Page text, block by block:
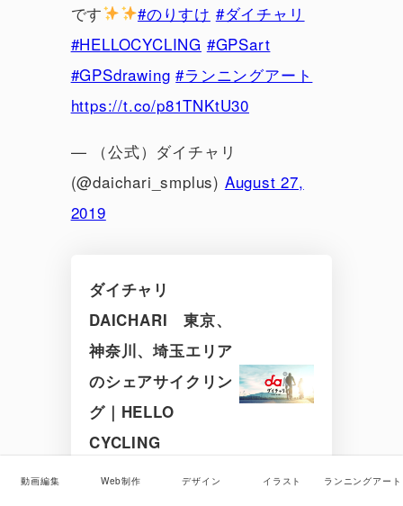
です
#のりすけ #ダイチャリ
#HELLOCYCLING #GPSart
#GPSdrawing #ランニングアート
https://t.co/p81TNKtU30
— （公式）ダイチャリ
(@daichari_smplus) August 27,
2019
ダイチャリ
DAICHARI 東京、
神奈川、埼玉エリア
のシェアサイクリン
グ｜HELLO
CYCLING
www.daichari.hellocycling.jp
動画編集 Web制作 デザイン イラスト ランニングアート